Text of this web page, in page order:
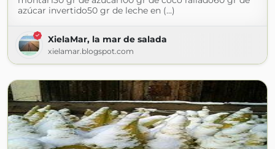
azúcar invertido50 gr de leche en (...)
XielaMar, la mar de salada
xielamar.blogspot.com